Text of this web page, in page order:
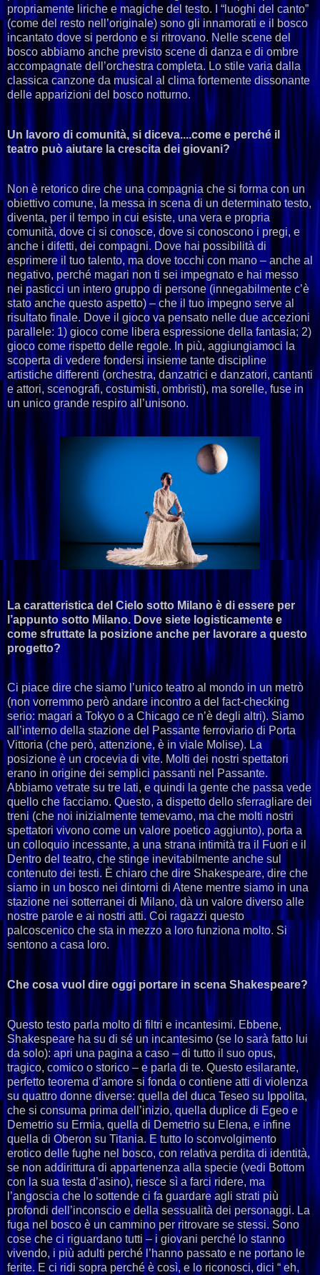
propriamente liriche e magiche del testo. I “luoghi del canto”
(come del resto nell’originale) sono gli innamorati e il bosco
incantato dove si perdono e si ritrovano. Nelle scene del
bosco abbiamo anche previsto scene di danza e di ombre
accompagnate dell’orchestra completa. Lo stile varia dalla
classica canzone da musical al clima fortemente dissonante
delle apparizioni del bosco notturno.
Un lavoro di comunità, si diceva....come e perché il
teatro può aiutare la crescita dei giovani?
Non è retorico dire che una compagnia che si forma con un
obiettivo comune, la messa in scena di un determinato testo,
diventa, per il tempo in cui esiste, una vera e propria
comunità, dove ci si conosce, dove si conoscono i pregi, e
anche i difetti, dei compagni. Dove hai possibilità di
esprimere il tuo talento, ma dove tocchi con mano – anche al
negativo, perché magari non ti sei impegnato e hai messo
nei pasticci un intero gruppo di persone (innegabilmente c’è
stato anche questo aspetto) – che il tuo impegno serve al
risultato finale. Dove il gioco va pensato nelle due accezioni
parallele: 1) gioco come libera espressione della fantasia; 2)
gioco come rispetto delle regole. In più, aggiungiamoci la
scoperta di vedere fondersi insieme tante discipline
artistiche differenti (orchestra, danzatrici e danzatori, cantanti
e attori, scenografi, costumisti, ombristi), ma sorelle, fuse in
un unico grande respiro all’unisono.
La caratteristica del Cielo sotto Milano è di essere per
l’appunto sotto Milano. Dove siete logisticamente e
come sfruttate la posizione anche per lavorare a questo
progetto?
Ci piace dire che siamo l’unico teatro al mondo in un metrò
(non vorremmo però andare incontro a del fact-checking
serio: magari a Tokyo o a Chicago ce n’è degli altri). Siamo
all’interno della stazione del Passante ferroviario di Porta
Vittoria (che però, attenzione, è in viale Molise). La
posizione è un crocevia di vite. Molti dei nostri spettatori
erano in origine dei semplici passanti nel Passante.
Abbiamo vetrate su tre lati, e quindi la gente che passa vede
quello che facciamo. Questo, a dispetto dello sferragliare dei
treni (che noi inizialmente temevamo, ma che molti nostri
spettatori vivono come un valore poetico aggiunto), porta a
un colloquio incessante, a una strana intimità tra il Fuori e il
Dentro del teatro, che stinge inevitabilmente anche sul
contenuto dei testi. È chiaro che dire Shakespeare, dire che
siamo in un bosco nei dintorni di Atene mentre siamo in una
stazione nei sotterranei di Milano, dà un valore diverso alle
nostre parole e ai nostri atti. Coi ragazzi questo
palcoscenico che sta in mezzo a loro funziona molto. Si
sentono a casa loro.
Che cosa vuol dire oggi portare in scena Shakespeare?
Questo testo parla molto di filtri e incantesimi. Ebbene,
Shakespeare ha su di sé un incantesimo (se lo sarà fatto lui
da solo): apri una pagina a caso – di tutto il suo opus,
tragico, comico o storico – e parla di te. Questo esilarante,
perfetto teorema d’amore si fonda o contiene atti di violenza
su quattro donne diverse: quella del duca Teseo su Ippolita,
che si consuma prima dell’inizio, quella duplice di Egeo e
Demetrio su Ermia, quella di Demetrio su Elena, e infine
quella di Oberon su Titania. E tutto lo sconvolgimento
erotico delle fughe nel bosco, con relativa perdita di identità,
se non addirittura di appartenenza alla specie (vedi Bottom
con la sua testa d’asino), riesce sì a farci ridere, ma
l’angoscia che lo sottende ci fa guardare agli strati più
profondi dell’inconscio e della sessualità dei personaggi. La
fuga nel bosco è un cammino per ritrovare se stessi. Sono
cose che ci riguardano tutti – i giovani perché lo stanno
vivendo, i più adulti perché l’hanno passato e ne portano le
ferite. E ci ridi sopra perché è così, e lo riconosci, dici “ eh,